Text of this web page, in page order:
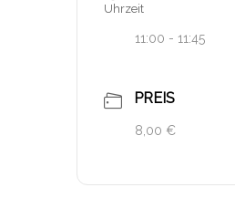
Uhrzeit
11:00 - 11:45
PREIS
8,00 €